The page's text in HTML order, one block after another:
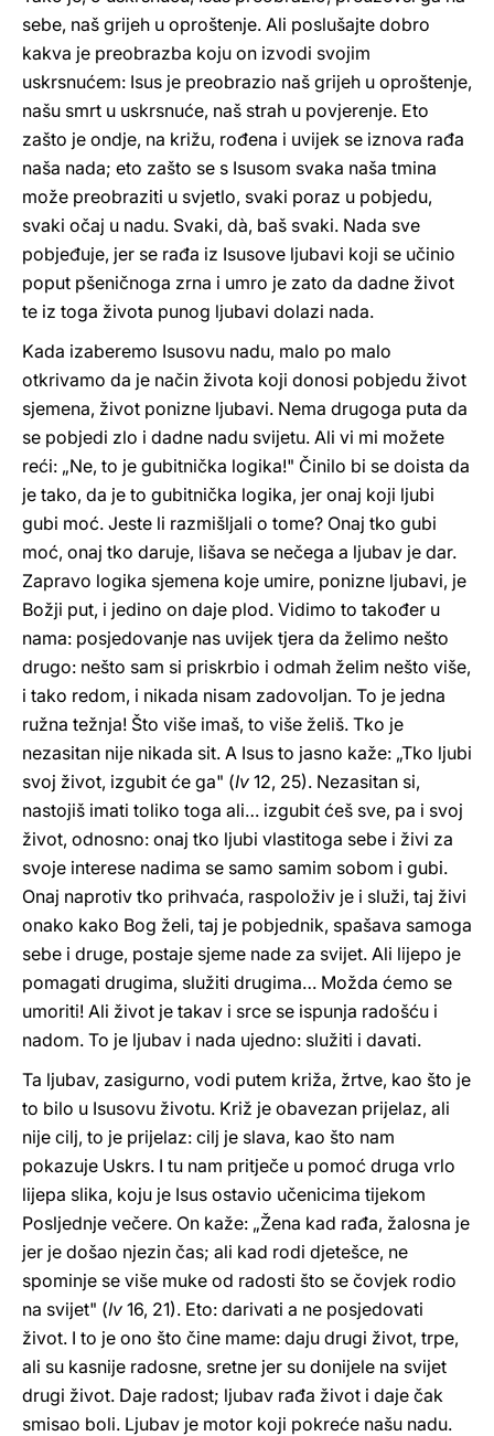
sebe, naš grijeh u oproštenje. Ali poslušajte dobro
kakva je preobrazba koju on izvodi svojim
uskrsnućem: Isus je preobrazio naš grijeh u oproštenje,
našu smrt u uskrsnuće, naš strah u povjerenje. Eto
zašto je ondje, na križu, rođena i uvijek se iznova rađa
naša nada; eto zašto se s Isusom svaka naša tmina
može preobraziti u svjetlo, svaki poraz u pobjedu,
svaki očaj u nadu. Svaki, dà, baš svaki. Nada sve
pobjeđuje, jer se rađa iz Isusove ljubavi koji se učinio
poput pšeničnoga zrna i umro je zato da dadne život
te iz toga života punog ljubavi dolazi nada.
Kada izaberemo Isusovu nadu, malo po malo
otkrivamo da je način života koji donosi pobjedu život
sjemena, život ponizne ljubavi. Nema drugoga puta da
se pobjedi zlo i dadne nadu svijetu. Ali vi mi možete
reći: „Ne, to je gubitnička logika!" Činilo bi se doista da
je tako, da je to gubitnička logika, jer onaj koji ljubi
gubi moć. Jeste li razmišljali o tome? Onaj tko gubi
moć, onaj tko daruje, lišava se nečega a ljubav je dar.
Zapravo logika sjemena koje umire, ponizne ljubavi, je
Božji put, i jedino on daje plod. Vidimo to također u
nama: posjedovanje nas uvijek tjera da želimo nešto
drugo: nešto sam si priskrbio i odmah želim nešto više,
i tako redom, i nikada nisam zadovoljan. To je jedna
ružna težnja! Što više imaš, to više želiš. Tko je
nezasitan nije nikada sit. A Isus to jasno kaže: „Tko ljubi
svoj život, izgubit će ga" (Iv 12, 25). Nezasitan si,
nastojiš imati toliko toga ali… izgubit ćeš sve, pa i svoj
život, odnosno: onaj tko ljubi vlastitoga sebe i živi za
svoje interese nadima se samo samim sobom i gubi.
Onaj naprotiv tko prihvaća, raspoloživ je i služi, taj živi
onako kako Bog želi, taj je pobjednik, spašava samoga
sebe i druge, postaje sjeme nade za svijet. Ali lijepo je
pomagati drugima, služiti drugima… Možda ćemo se
umoriti! Ali život je takav i srce se ispunja radošću i
nadom. To je ljubav i nada ujedno: služiti i davati.
Ta ljubav, zasigurno, vodi putem križa, žrtve, kao što je
to bilo u Isusovu životu. Križ je obavezan prijelaz, ali
nije cilj, to je prijelaz: cilj je slava, kao što nam
pokazuje Uskrs. I tu nam pritječe u pomoć druga vrlo
lijepa slika, koju je Isus ostavio učenicima tijekom
Posljednje večere. On kaže: „Žena kad rađa, žalosna je
jer je došao njezin čas; ali kad rodi djetešce, ne
spominje se više muke od radosti što se čovjek rodio
na svijet" (Iv 16, 21). Eto: darivati a ne posjedovati
život. I to je ono što čine mame: daju drugi život, trpe,
ali su kasnije radosne, sretne jer su donijele na svijet
drugi život. Daje radost; ljubav rađa život i daje čak
smisao boli. Ljubav je motor koji pokreće našu nadu.